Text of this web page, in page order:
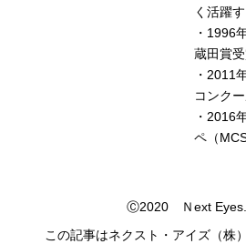
く活躍す
・1996
蔵田賞
・2011
コンク
・2016
ペ（
Ⓒ2020 Ｎext
この記事はネクスト・アイズ（株